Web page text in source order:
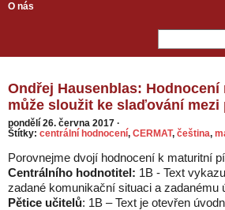
O nás
Ondřej Hausenblas:
může sloužit ke slaďování
pondělí 26. června 2017 ·
Štítky: centrální hodnocení, CERMAT, čeština,
Porovnejme dvojí hodnocení k maturitní
Centrálního hodnotitel: 1B - Text
zadané komunikační situaci a zadanému
Pětice učitelů: 1B – Text je otevřen